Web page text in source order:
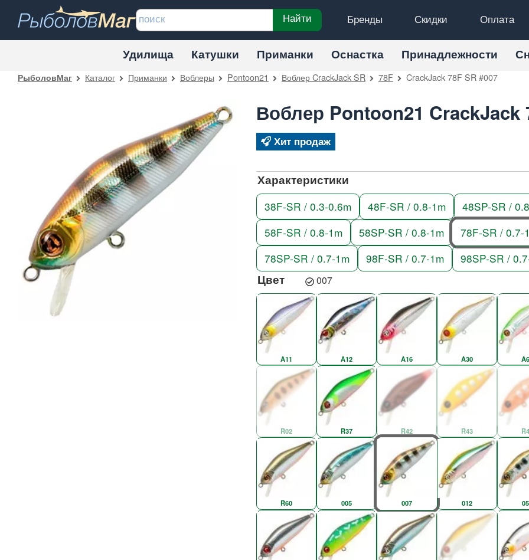
Бренды Скидки Оплата
Найти
Удилища Катушки Приманки Оснастка Принадлежности
РыболовМаг Каталог Приманки Воблеры Pontoon21 Воблер CrackJack SR 78F CrackJack 78F SR #007
Воблер Pontoon21 CrackJack
Хит продаж
Характеристики
38F-SR / 0.3-0.6m 48F-SR / 0.8-1m
48SP-SR /
58F-SR / 0.8-1m
58SP-SR / 0.8-1m
78F-SR / 0.7-
78SP-SR / 0.7-1m
98F-SR / 0.7-1m 98SP-SR /
Цвет 007
A11 A12 A16 A30
R02 R37 R42 R43
R60 005 007 012